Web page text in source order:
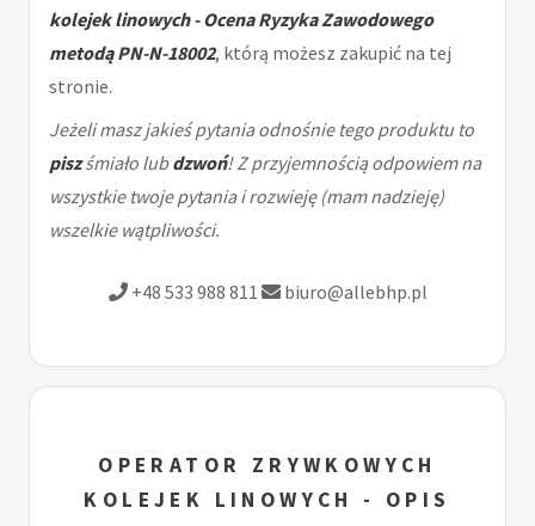
kolejek linowych - Ocena Ryzyka Zawodowego
metodą PN-N-18002, którą możesz zakupić na tej
stronie.
Jeżeli masz jakieś pytania odnośnie tego produktu to
piszśmiało lubdzwoń! Z przyjemnością odpowiem na
wszystkie twoje pytania i rozwieję (mam nadzieję)
wszelkie wątpliwości.
+48 533 988 811 biuro@allebhp.pl
OPERATOR ZRYWKOWYCH
KOLEJEK LINOWYCH - OPIS